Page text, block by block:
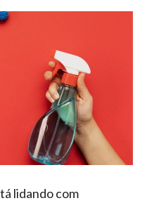
lidando com